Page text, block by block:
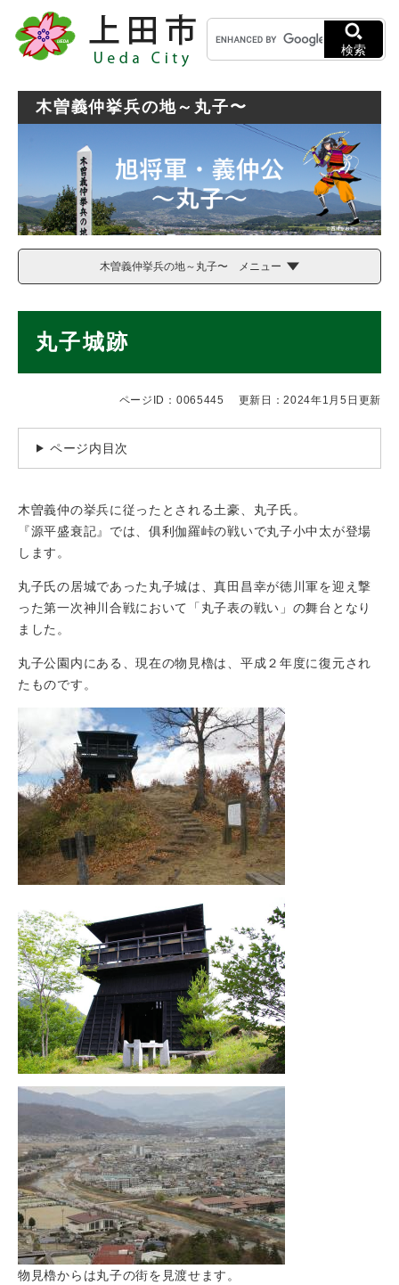
メニューを飛ばして本文へ
キ
ー
ワ
ド
検
検索
木曽義仲挙兵の地～丸子〜
木曽義仲挙兵の地～丸子〜 メニュー
丸子城跡
ページID：0065445 更新日：2024年1月5日更新
ページ内目次
木曽義仲の挙兵に従ったとされる土豪、丸子氏。
『源平盛衰記』では、俱利伽羅峠の戦いで丸子小中太が登場
します。
丸子氏の居城であった丸子城は、真田昌幸が徳川軍を迎え撃
った第一次神川合戦において「丸子表の戦い」の舞台となり
ました。
丸子公園内にある、現在の物見櫓は、平成２年度に復元され
たものです。
物見櫓からは丸子の街を見渡せます。